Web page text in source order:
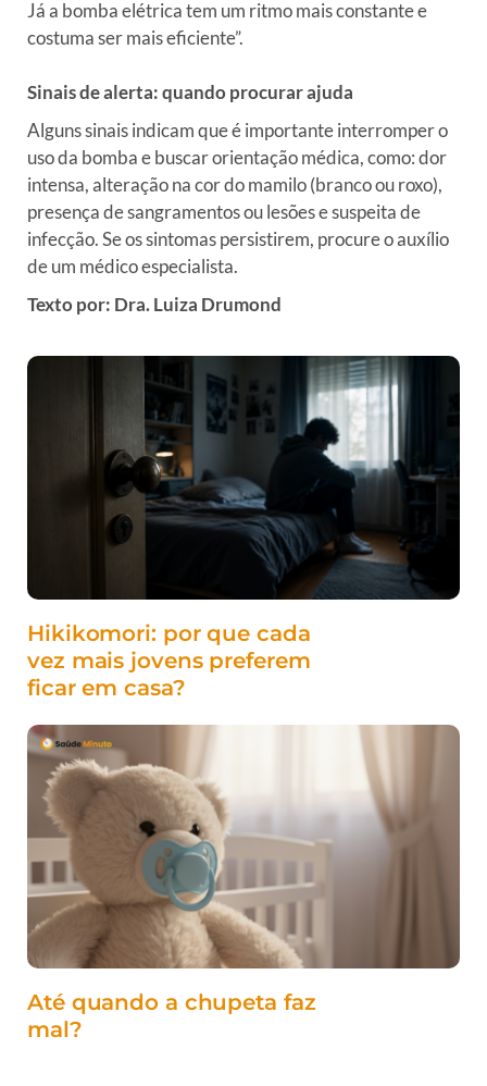
Já a bomba elétrica tem um ritmo mais constante e
costuma ser mais eficiente”.
Sinais de alerta: quando procurar ajuda
Alguns sinais indicam que é importante interromper o
uso da bomba e buscar orientação médica, como: dor
intensa, alteração na cor do mamilo (branco ou roxo),
presença de sangramentos ou lesões e suspeita de
infecção. Se os sintomas persistirem, procure o auxílio
de um médico especialista.
Texto por: Dra. Luiza Drumond
Hikikomori: por que cada
vez mais jovens preferem
ficar em casa?
Até quando a chupeta faz
mal?